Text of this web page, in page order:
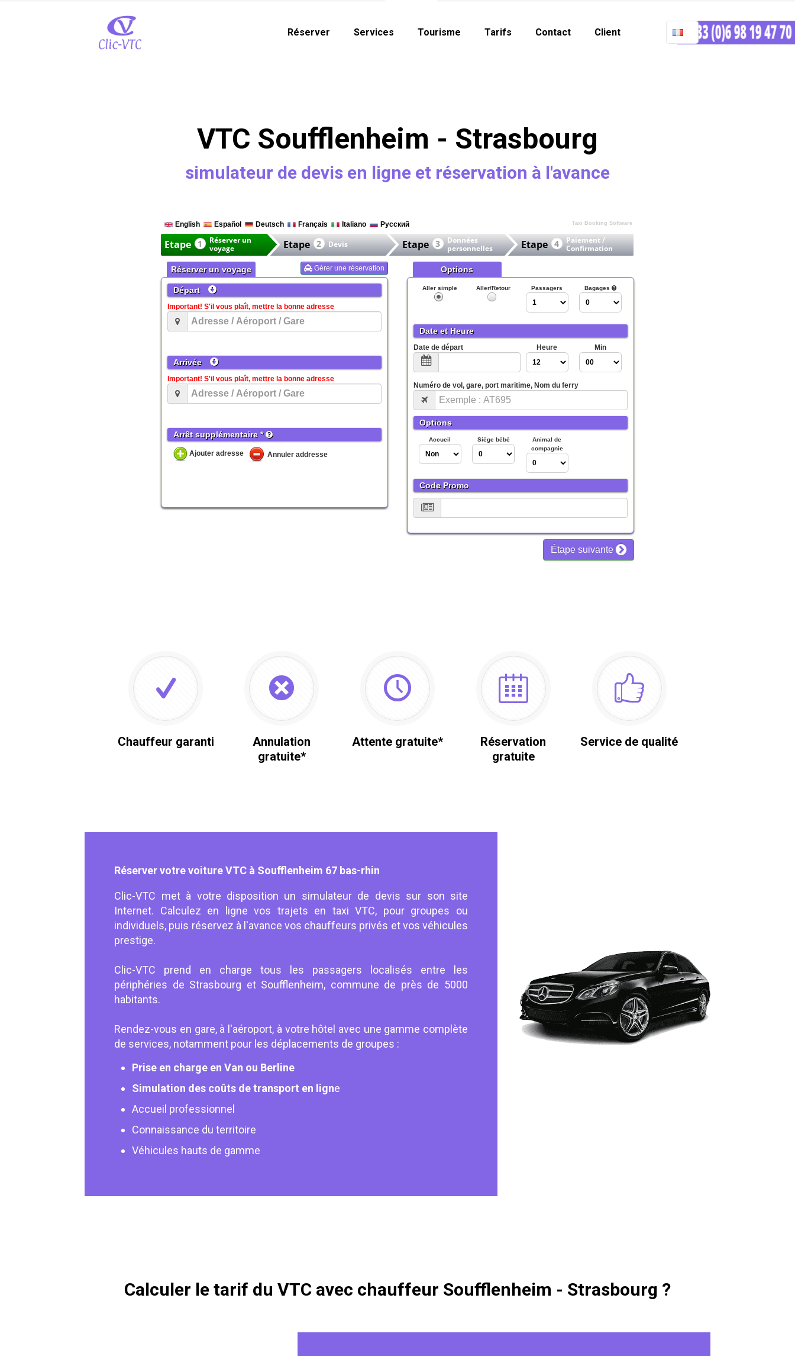
Réserver Services Tourisme Tarifs Contact Client
VTC Soufflenheim - Strasbourg
simulateur de devis en ligne et réservation à l'avance
Chauffeur garanti
Annulation
gratuite*
Attente gratuite*
Réservation
gratuite
Service de qualité
Réserver votre voiture VTC à Soufflenheim 67 bas-rhin
Clic-VTC met à votre disposition un simulateur de devis sur son site
Internet. Calculez en ligne vos trajets en taxi VTC, pour groupes ou
individuels, puis réservez à l'avance vos chauffeurs privés et vos véhicules
prestige.
Clic-VTC prend en charge tous les passagers localisés entre les
périphéries de Strasbourg et Soufflenheim, commune de près de 5000
habitants.
Rendez-vous en gare, à l'aéroport, à votre hôtel avec une gamme complète
de services, notamment pour les déplacements de groupes :
Prise en charge en Van ou Berline
Simulation des coûts de transport en ligne
Accueil professionnel
Connaissance du territoire
Véhicules hauts de gamme
Calculer le tarif du VTC avec chauffeur Soufflenheim - Strasbourg ?